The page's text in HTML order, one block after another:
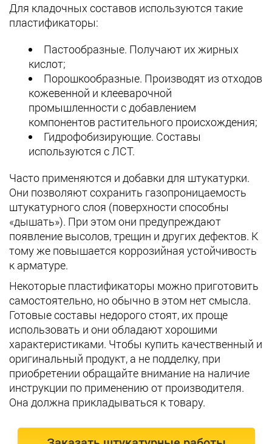
Для кладочных составов используются такие
пластификаторы:
Пастообразные. Получают их жирных
кислот;
Порошкообразные. Производят из отходов
кожевенной и клееварочной
промышленности с добавлением
компонентов растительного происхождения;
Гидрофобизирующие. Составы
используются с ЛСТ.
Часто применяются и добавки для штукатурки.
Они позволяют сохранить газопроницаемость
штукатурного слоя (поверхности способны
«дышать»). При этом они предупреждают
появление высолов, трещин и других дефектов. К
тому же повышается коррозийная устойчивость
к арматуре.
Некоторые пластификаторы можно приготовить
самостоятельно, но обычно в этом нет смысла.
Готовые составы недорого стоят, их проще
использовать и они обладают хорошими
характеристиками. Чтобы купить качественный и
оригинальный продукт, а не подделку, при
приобретении обращайте внимание на наличие
инструкции по применению от производителя.
Она должна прикладываться к товару.